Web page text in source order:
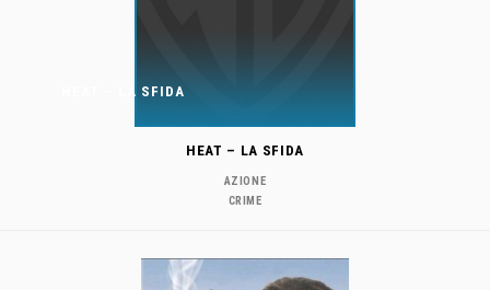
HEAT – LA SFIDA
HEAT – LA SFIDA
AZIONE
CRIME